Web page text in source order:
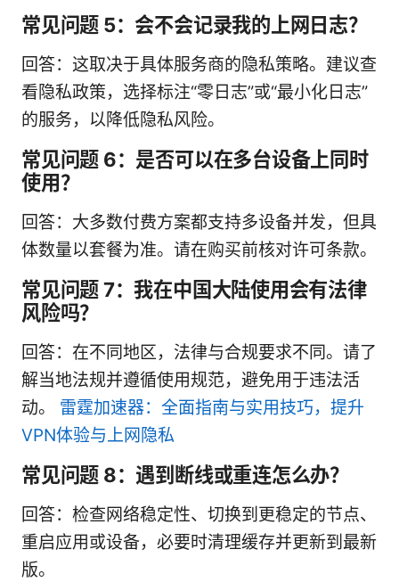
常见问题 5：会不会记录我的上网日志？
回答：这取决于具体服务商的隐私策略。建议查
看隐私政策，选择标注“零日志”或“最小化日志”
的服务，以降低隐私风险。
常见问题 6：是否可以在多台设备上同时
使用？
回答：大多数付费方案都支持多设备并发，但具
体数量以套餐为准。请在购买前核对许可条款。
常见问题 7：我在中国大陆使用会有法律
风险吗？
回答：在不同地区，法律与合规要求不同。请了
解当地法规并遵循使用规范，避免用于违法活
动。 雷霆加速器：全面指南与实用技巧，提升
VPN体验与上网隐私
常见问题 8：遇到断线或重连怎么办？
回答：检查网络稳定性、切换到更稳定的节点、
重启应用或设备，必要时清理缓存并更新到最新
版。